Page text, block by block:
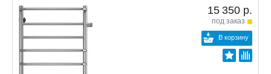
15 350 р.
под заказ
В корзину